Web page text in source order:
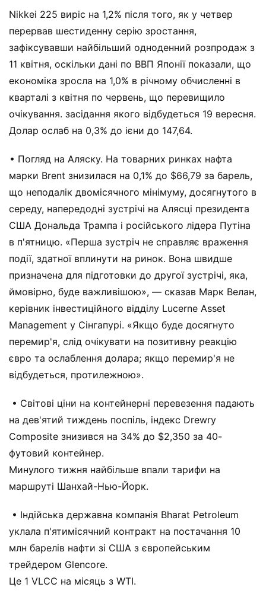
Nikkei 225 виріс на 1,2% після того, як у четвер
перервав шестиденну серію зростання,
зафіксувавши найбільший одноденний розпродаж з
11 квітня, оскільки дані по ВВП Японії показали, що
економіка зросла на 1,0% в річному обчисленні в
кварталі з квітня по червень, що перевищило
очікування. засідання якого відбудеться 19 вересня.
Долар ослаб на 0,3% до ієни до 147,64.
• Погляд на Аляску. На товарних ринках нафта
марки Brent знизилася на 0,1% до $66,79 за барель,
що неподалік двомісячного мінімуму, досягнутого в
середу, напередодні зустрічі на Алясці президента
США Дональда Трампа і російського лідера Путіна
в п'ятницю. «Перша зустріч не справляє враження
події, здатної вплинути на ринок. Вона швидше
призначена для підготовки до другої зустрічі, яка,
ймовірно, буде важливішою», — сказав Марк Велан,
керівник інвестиційного відділу Lucerne Asset
Management у Сінгапурі. «Якщо буде досягнуто
перемир'я, слід очікувати на позитивну реакцію
євро та ослаблення долара; якщо перемир'я не
відбудеться, протилежною».
• Світові ціни на контейнерні перевезення падають
на дев'ятий тиждень поспіль, індекс Drewry
Composite знизився на 34% до $2,350 за 40-
футовий контейнер.
Минулого тижня найбільше впали тарифи на
маршруті Шанхай-Нью-Йорк.
• Індійська державна компанія Bharat Petroleum
уклала п'ятимісячний контракт на постачання 10
млн барелів нафти зі США з європейським
трейдером Glencore.
Це 1 VLCC на місяць з WTI.